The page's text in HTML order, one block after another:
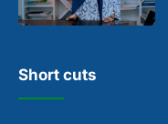
Short cuts